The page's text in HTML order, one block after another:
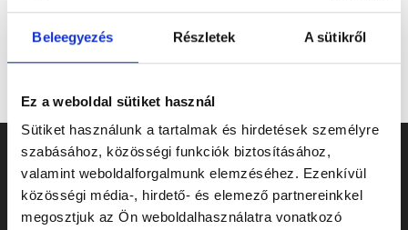
Beleegyezés Részletek A sütikről
Ez a weboldal sütiket használ
Sütiket használunk a tartalmak és hirdetések személyre
szabásához, közösségi funkciók biztosításához,
valamint weboldalforgalmunk elemzéséhez. Ezenkívül
közösségi média-, hirdető- és elemező partnereinkkel
megosztjuk az Ön weboldalhasználatra vonatkozó